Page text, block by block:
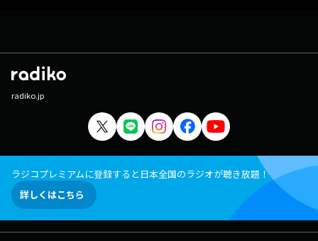
radiko.jp
ラジコプレミアムに登録すると日本全国のラジオが聴き放題！
詳しくはこちら